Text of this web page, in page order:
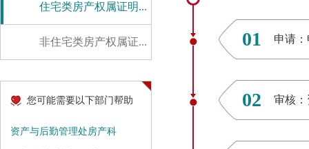
住宅类房产权属证明...
非住宅类房产权属证...
您可能需要以下部门帮助
资产与后勤管理处房产科
01 申请
02 审核